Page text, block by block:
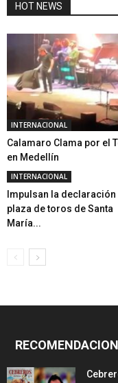
HOT NEWS
INTERNACIONAL
Calamaro Clama por el
en Medellín
INTERNACIONAL
Impulsan la declaración
plaza de toros de Santa
María...